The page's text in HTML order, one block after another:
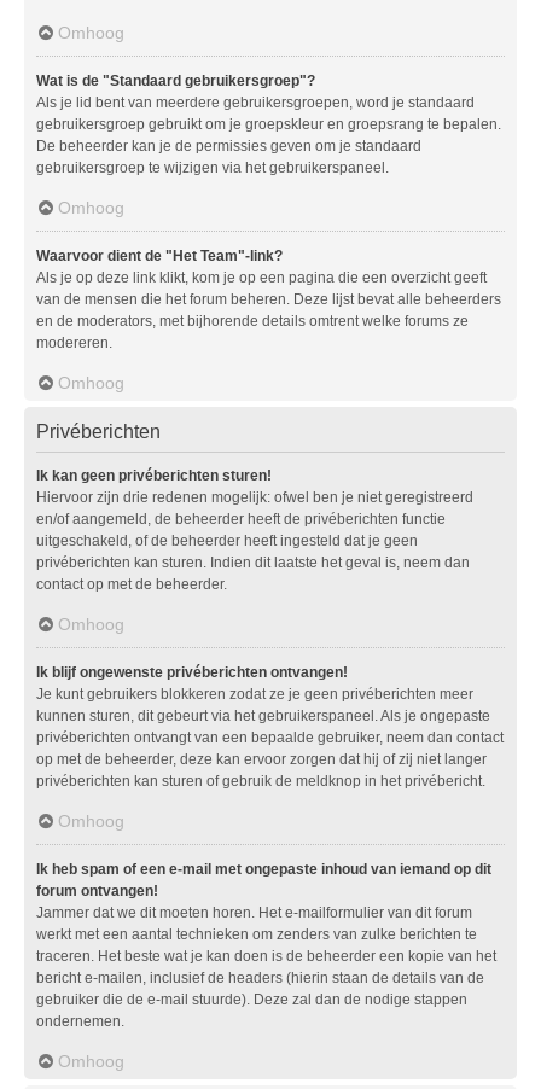
Omhoog
Wat is de "Standaard gebruikersgroep"?
Als je lid bent van meerdere gebruikersgroepen, word je standaard
gebruikersgroep gebruikt om je groepskleur en groepsrang te bepalen.
De beheerder kan je de permissies geven om je standaard
gebruikersgroep te wijzigen via het gebruikerspaneel.
Omhoog
Waarvoor dient de "Het Team"-link?
Als je op deze link klikt, kom je op een pagina die een overzicht geeft
van de mensen die het forum beheren. Deze lijst bevat alle beheerders
en de moderators, met bijhorende details omtrent welke forums ze
modereren.
Omhoog
Privéberichten
Ik kan geen privéberichten sturen!
Hiervoor zijn drie redenen mogelijk: ofwel ben je niet geregistreerd
en/of aangemeld, de beheerder heeft de privéberichten functie
uitgeschakeld, of de beheerder heeft ingesteld dat je geen
privéberichten kan sturen. Indien dit laatste het geval is, neem dan
contact op met de beheerder.
Omhoog
Ik blijf ongewenste privéberichten ontvangen!
Je kunt gebruikers blokkeren zodat ze je geen privéberichten meer
kunnen sturen, dit gebeurt via het gebruikerspaneel. Als je ongepaste
privéberichten ontvangt van een bepaalde gebruiker, neem dan contact
op met de beheerder, deze kan ervoor zorgen dat hij of zij niet langer
privéberichten kan sturen of gebruik de meldknop in het privébericht.
Omhoog
Ik heb spam of een e-mail met ongepaste inhoud van iemand op dit
forum ontvangen!
Jammer dat we dit moeten horen. Het e-mailformulier van dit forum
werkt met een aantal technieken om zenders van zulke berichten te
traceren. Het beste wat je kan doen is de beheerder een kopie van het
bericht e-mailen, inclusief de headers (hierin staan de details van de
gebruiker die de e-mail stuurde). Deze zal dan de nodige stappen
ondernemen.
Omhoog